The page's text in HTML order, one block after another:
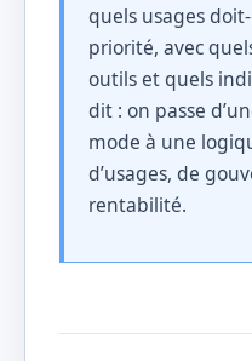
quels usages
priorité, avec
outils et quels
dit : on passe
mode à une
d’usages, de
rentabilité.